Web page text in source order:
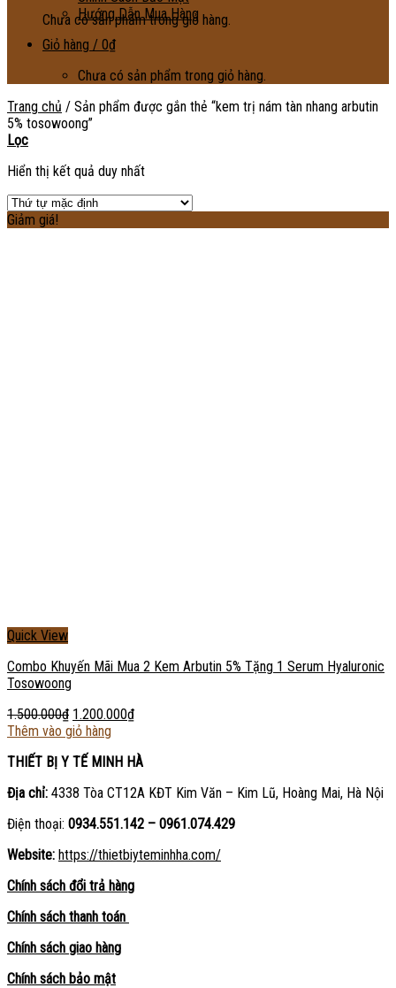
Chưa có sản phẩm trong giỏ hàng.
Hướng Dẫn Mua Hàng
Giỏ hàng / 0₫
Chưa có sản phẩm trong giỏ hàng.
Trang chủ / Sản phẩm được gắn thẻ “kem trị nám tàn nhang arbutin
5% tosowoong”
Lọc
Hiển thị kết quả duy nhất
Giảm giá!
Quick View
Combo Khuyến Mãi Mua 2 Kem Arbutin 5% Tặng 1 Serum Hyaluronic
Tosowoong
1.500.000₫ 1.200.000₫
Thêm vào giỏ hàng
THIẾT BỊ Y TẾ MINH HÀ
Địa chỉ: 4338 Tòa CT12A KĐT Kim Văn – Kim Lũ, Hoàng Mai, Hà Nội
Điện thoại: 0934.551.142 – 0961.074.429
Website: https://thietbiyteminhha.com/
Chính sách đổi trả hàng
Chính sách thanh toán
Chính sách giao hàng
Chính sách bảo mật